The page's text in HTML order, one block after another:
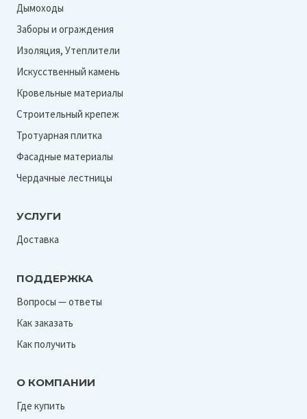
Дымоходы
Заборы и ограждения
Изоляция, Утеплители
Искусственный камень
Кровельные материалы
Строительный крепеж
Тротуарная плитка
Фасадные материалы
Чердачные лестницы
УСЛУГИ
Доставка
ПОДДЕРЖКА
Вопросы — ответы
Как заказать
Как получить
О КОМПАНИИ
Где купить